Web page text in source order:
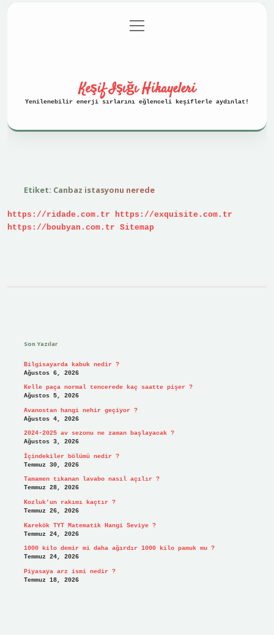
Gizlilik Politikası
menüyü
aç
Keşif Işığı Hikayeleri
Yenilenebilir enerji sırlarını eğlenceli keşiflerle aydınlat!
Etiket: Canbaz istasyonu nerede
https://ridade.com.tr
https://exquisite.com.tr
https://boubyan.com.tr Sitemap
Son Yazılar
Bilgisayarda kabuk nedir ?
Ağustos 6, 2026
Kelle paça normal tencerede kaç saatte pişer ?
Ağustos 5, 2026
Avanostan hangi nehir geçiyor ?
Ağustos 4, 2026
2024-2025 av sezonu ne zaman başlayacak ?
Ağustos 3, 2026
İçindekiler bölümü nedir ?
Temmuz 30, 2026
Tamamen tıkanan lavabo nasıl açılır ?
Temmuz 28, 2026
Kozluk’un rakımı kaçtır ?
Temmuz 26, 2026
Karekök TYT Matematik Hangi Seviye ?
Temmuz 24, 2026
1000 kilo demir mi daha ağırdır 1000 kilo pamuk mu ?
Temmuz 24, 2026
Piyasaya arz ismi nedir ?
Temmuz 18, 2026